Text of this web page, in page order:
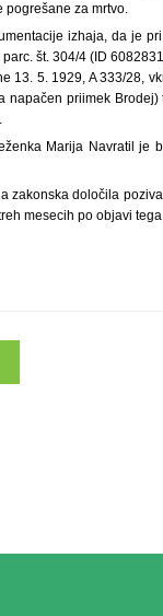
pogrešane za mrtvo.
izhaja, da je
št. 304/4 (ID
13. 5. 1929, A 333/28,
napačen priimek
Marija Navratil je
zakonska določila
mesecih po objavi